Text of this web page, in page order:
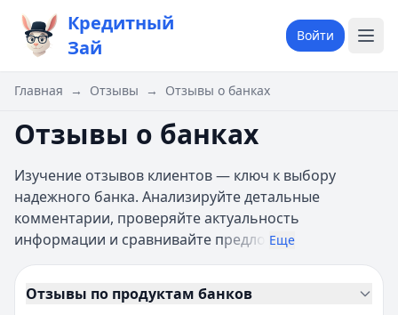
Кредитный
Зай
Войти
Главная → Отзывы → Отзывы о банках
Отзывы о банках
Изучение отзывов клиентов — ключ к выбору
надежного банка. Анализируйте детальные
комментарии, проверяйте актуальность
информации и сравнивайте предло Еще
Отзывы по продуктам банков